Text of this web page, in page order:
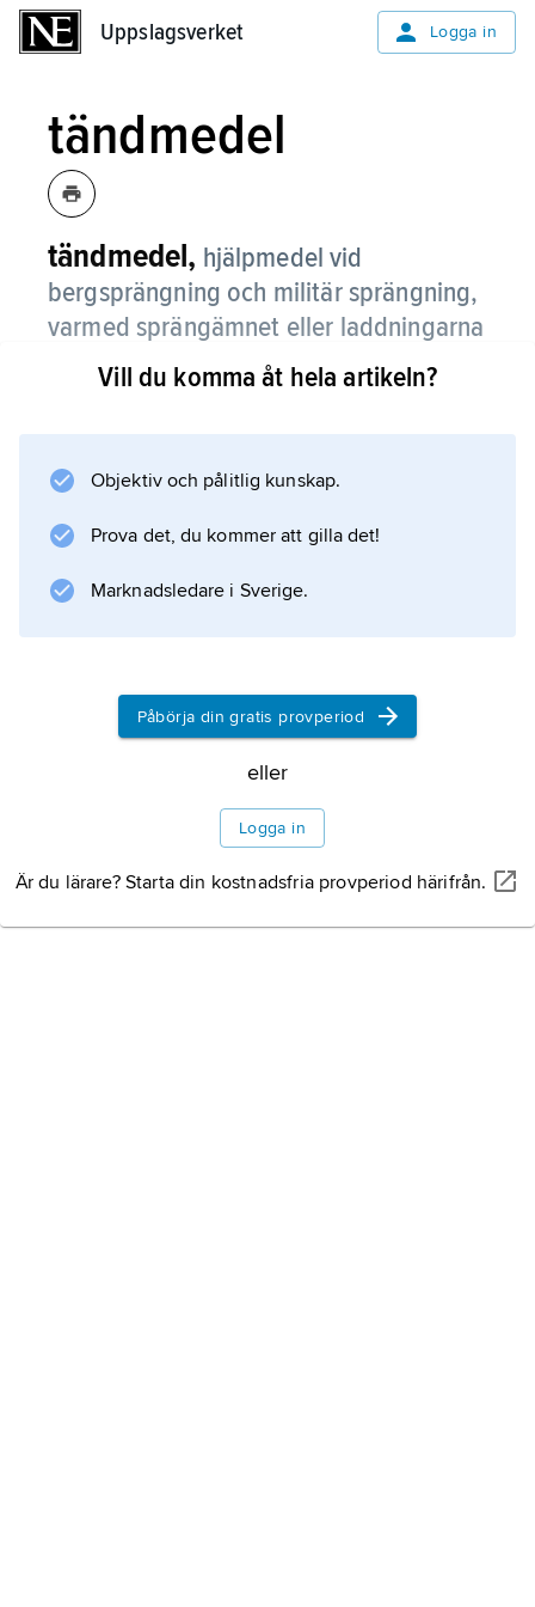
Uppslagsverket Logga in
tändmedel
tändmedel, hjälpmedel vid
bergsprängning och militär sprängning,
varmed sprängämnet eller laddningarna
i en kopplad sprängsalva bringas att
detonera.
signalledare, ytkopplingsenheter eller
samt sprängkapslar.
Vill du komma åt hela artikeln?
Objektiv och pålitlig kunskap.
Prova det, du kommer att gilla det!
Marknadsledare i Sverige.
Påbörja din gratis provperiod
eller
Logga in
Är du lärare? Starta din kostnadsfria provperiod härifrån.